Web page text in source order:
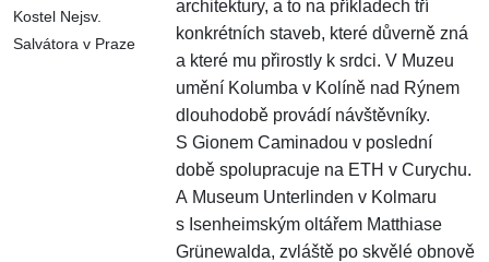
Kostel Nejsv.
Salvátora v Praze
architektury, a to na příkladech tří
konkrétních staveb, které důverně zná
a které mu přirostly k srdci. V Muzeu
umění Kolumba v Kolíně nad Rýnem
dlouhodobě provádí návštěvníky.
S Gionem Caminadou v poslední
době spolupracuje na ETH v Curychu.
A Museum Unterlinden v Kolmaru
s Isenheimským oltářem Matthiase
Grünewalda, zvláště po skvělé obnově